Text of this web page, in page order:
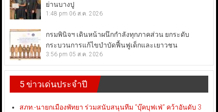
ย่านบางปู
1:48 pm 06 ส.ค. 2026
กรมพินิจฯ เดินหน้าผนึกกำลังทุกภาคส่วน ยกระดับ
กระบวนการแก้ไขบำบัดฟื้นฟูเด็กและเยาวชน
3:56 pm 05 ส.ค. 2026
5 ข่าวเด่นประจำปี
สภท.-นายกเมืองพัทยา ร่วมสนับสนุนทีม “บุ๊คบุฟเฟ่” คว้าอันดับ 3